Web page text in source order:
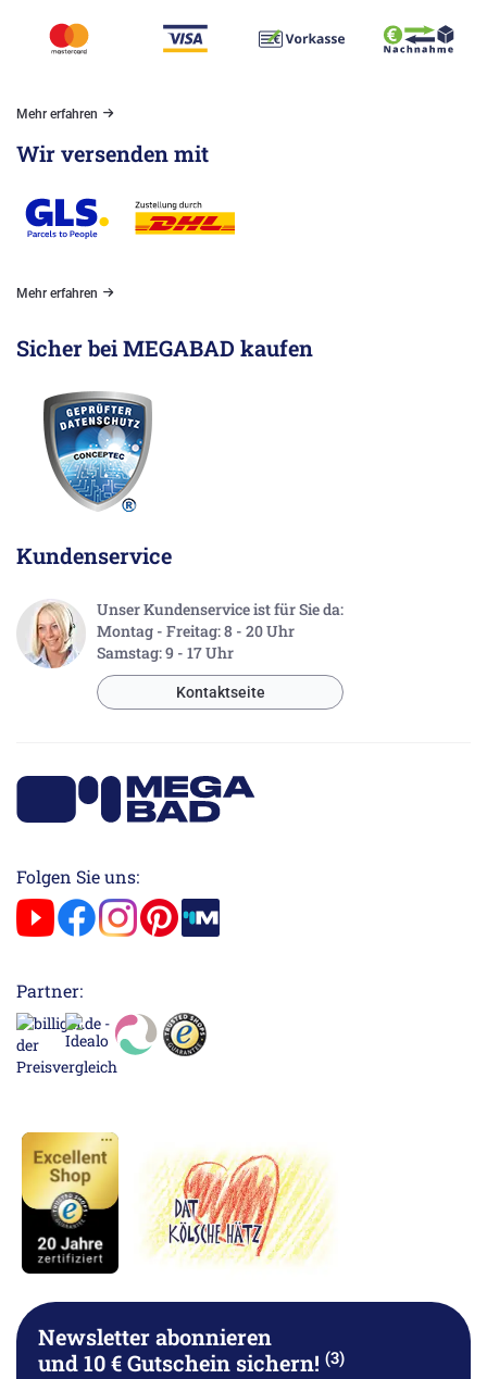
Mehr erfahren
Wir versenden mit
Mehr erfahren
Sicher bei MEGABAD kaufen
Kundenservice
Unser Kundenservice ist für Sie da:
Montag - Freitag: 8 - 20 Uhr
Samstag: 9 - 17 Uhr
Kontaktseite
Folgen Sie uns:
Partner:
Newsletter abonnieren
und 10 € Gutschein sichern! (3)